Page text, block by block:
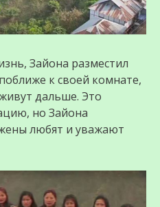
Зайона разместил
к своей комнате,
дальше. Это
но Зайона
любят и уважают